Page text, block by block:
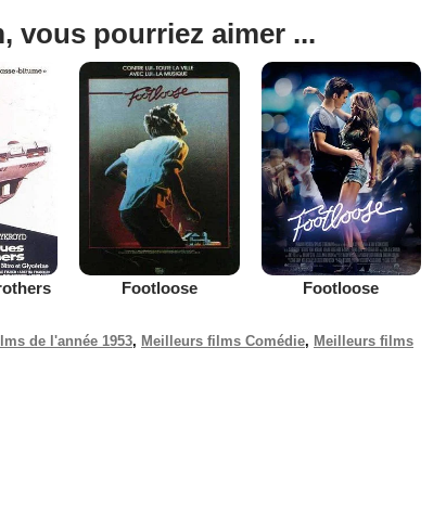
vous pourriez aimer ...
Footloose Footloose
de l'année 1953, Meilleurs films Comédie, Meilleurs films